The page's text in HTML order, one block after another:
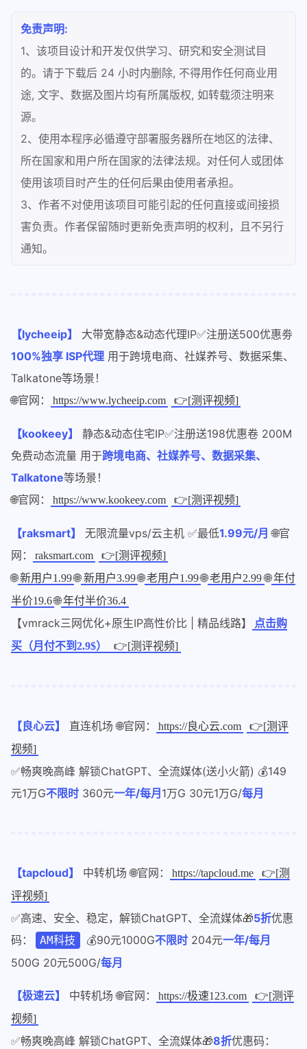
免责声明:
1、该项目设计和开发仅供学习、研究和安全测试目
的。请于下载后 24 小时内删除, 不得用作任何商业用
途, 文字、数据及图片均有所属版权, 如转载须注明来
源。
2、使用本程序必循遵守部署服务器所在地区的法律、
所在国家和用户所在国家的法律法规。对任何人或团体
使用该项目时产生的任何后果由使用者承担。
3、作者不对使用该项目可能引起的任何直接或间接损
害负责。作者保留随时更新免责声明的权利，且不另行
通知。
【lycheeip】
大带宽静态&动态代理IP✅注册送500优惠劵
100%独享 ISP代理 用于跨境电商、社媒养号、数据采集、
Talkatone等场景！
🌐官网：
https://www.lycheeip.com 👉[测评视频]
【kookeey】
静态&动态住宅IP✅注册送198优惠卷 200M
免费动态流量 用于跨境电商、社媒养号、数据采集、
Talkatone等场景！
🌐官网：
https://www.kookeey.com 👉[测评视频]
【raksmart】 无限流量vps/云主机 ✅最低1.99元/月 🌐官
网：
raksmart.com 👉[测评视频]
🌐新用户1.99🌐 新用户3.99🌐老用户1.99🌐老用户2.99 🌐 年付
半价19.6🌐年付半价36.4
【vmrack三网优化+原生IP高性价比 | 精品线路】
点击购
买（月付不到2.9$）
👉[测评视频]
【良心云】 直连机场 🌐官网： https://良心云.com
👉[测评
视频]
✅畅爽晚高峰 解锁ChatGPT、全流媒体(送小火箭) 💰149
元1万G不限时 360元一年/每月 1万G 30元1万G/每月
【tapcloud】 中转机场 🌐官网： https://tapcloud.me
👉[测
评视频]
✅高速、安全、稳定，解锁ChatGPT、全流媒体🎁5折优惠
码：
AM科技 💰90元1000G不限时204元一年/每月
500G 20元500G/每月
【极速云】 中转机场 🌐官网： https://极速123.com
👉[测评
视频]
✅畅爽晚高峰 解锁ChatGPT、全流媒体🎁8折优惠码：